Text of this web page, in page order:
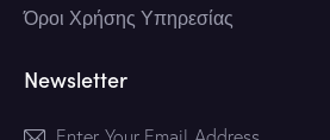
Όροι Χρήσης Υπηρεσίας
Newsletter